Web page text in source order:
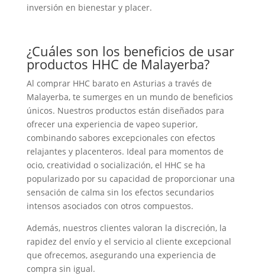
inversión en bienestar y placer.
¿Cuáles son los beneficios de usar
productos HHC de Malayerba?
Al comprar HHC barato en Asturias a través de
Malayerba, te sumerges en un mundo de beneficios
únicos. Nuestros productos están diseñados para
ofrecer una experiencia de vapeo superior,
combinando sabores excepcionales con efectos
relajantes y placenteros. Ideal para momentos de
ocio, creatividad o socialización, el HHC se ha
popularizado por su capacidad de proporcionar una
sensación de calma sin los efectos secundarios
intensos asociados con otros compuestos.
Además, nuestros clientes valoran la discreción, la
rapidez del envío y el servicio al cliente excepcional
que ofrecemos, asegurando una experiencia de
compra sin igual.